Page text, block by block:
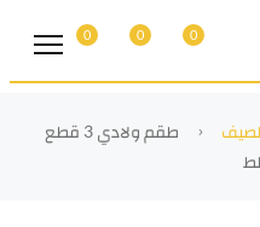
0
0
0
طقم ولادي 3 قطع